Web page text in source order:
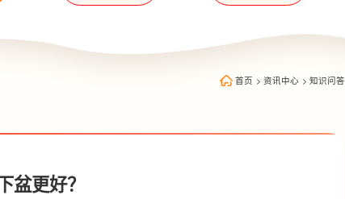
首页 > 资讯中心 > 知识问答
盆更好？